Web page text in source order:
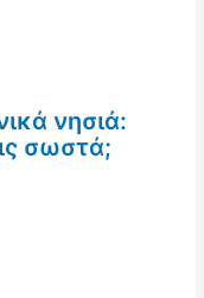
νησιά:
σωστά;